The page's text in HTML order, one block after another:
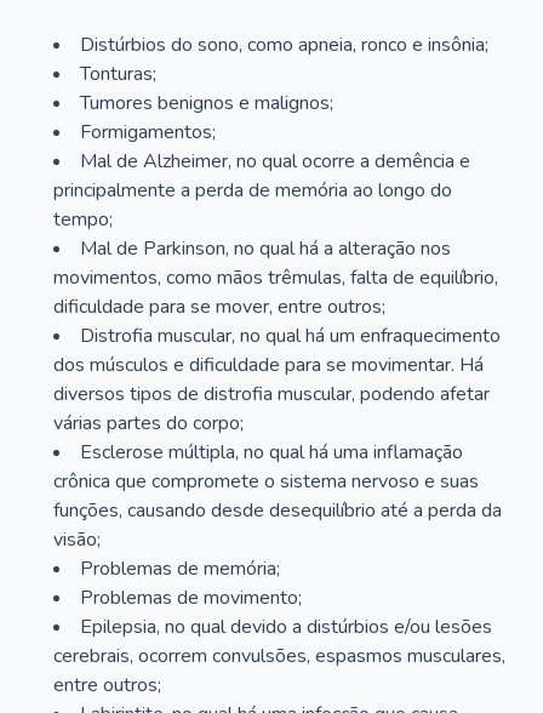
Distúrbios do sono, como apneia, ronco e insônia;
Tonturas;
Tumores benignos e malignos;
Formigamentos;
Mal de Alzheimer, no qual ocorre a demência e
principalmente a perda de memória ao longo do
tempo;
Mal de Parkinson, no qual há a alteração nos
movimentos, como mãos trêmulas, falta de equilíbrio,
dificuldade para se mover, entre outros;
Distrofia muscular, no qual há um enfraquecimento
dos músculos e dificuldade para se movimentar. Há
diversos tipos de distrofia muscular, podendo afetar
várias partes do corpo;
Esclerose múltipla, no qual há uma inflamação
crônica que compromete o sistema nervoso e suas
funções, causando desde desequilíbrio até a perda da
visão;
Problemas de memória;
Problemas de movimento;
Epilepsia, no qual devido a distúrbios e/ou lesões
cerebrais, ocorrem convulsões, espasmos musculares,
entre outros;